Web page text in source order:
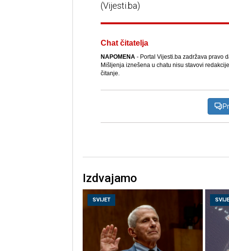
(Vijesti.ba)
Chat čitatelja
NAPOMENA- Portal Vijesti.ba zadržava pravo
Mišljenja iznešena u chatu nisu stavovi
čitanje.
Izdvajamo
SVIJET